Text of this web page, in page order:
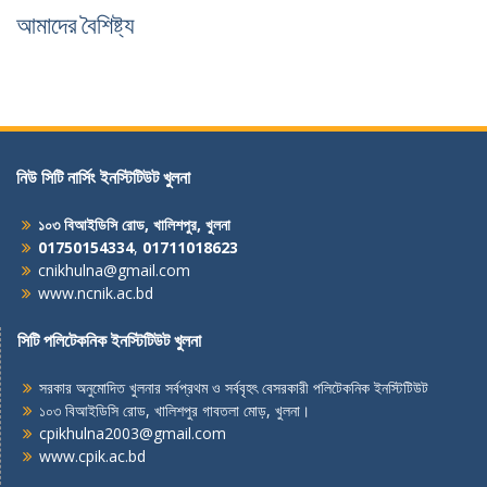
আমাদের বৈশিষ্ট্য
নিউ সিটি নার্সিং ইনস্টিটিউট খুলনা
১০৩ বিআইডিসি রোড, খালিশপুর, খুলনা
01750154334, 01711018623
cnikhulna@gmail.com
www.ncnik.ac.bd
সিটি পলিটেকনিক ইনস্টিটিউট খুলনা
সরকার অনুমোদিত খুলনার সর্বপ্রথম ও সর্ববৃহৎ বেসরকারী পলিটেকনিক ইনস্টিটিউট
১০৩ বিআইডিসি রোড, খালিশপুর গাবতলা মোড়, খুলনা।
cpikhulna2003@gmail.com
www.cpik.ac.bd